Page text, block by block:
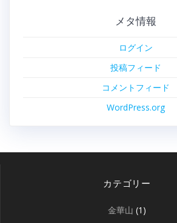
メタ情報
ログイン
投稿フィード
コメントフィード
WordPress.org
カテゴリー
金華山 (1)